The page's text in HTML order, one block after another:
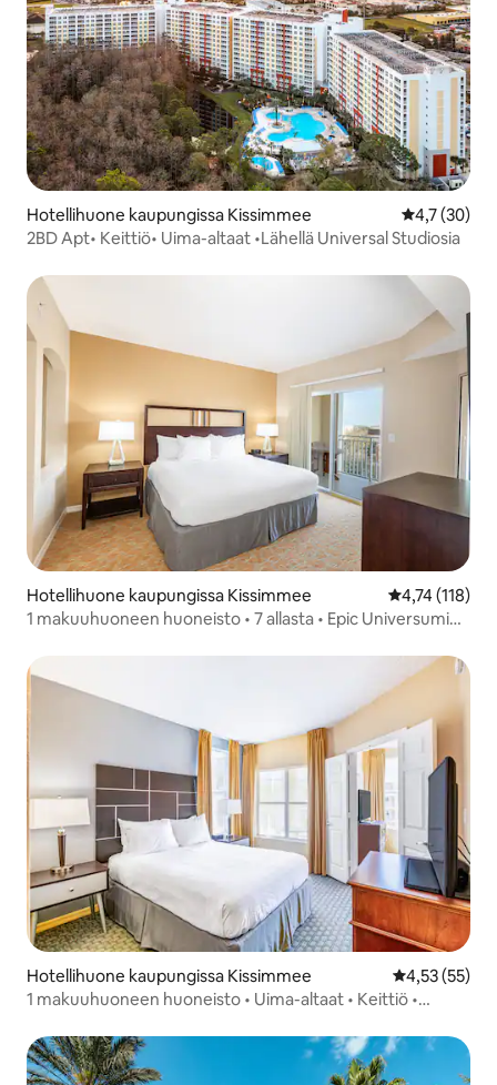
Hotellihuone kaupungissa Kissimmee
4,7 (30)
2BD Apt• Keittiö• Uima-altaat •Lähellä Universal Studiosia
Hotellihuone kaupungissa Kissimmee
4,74 (118)
1 makuuhuoneen huoneisto • 7 allasta • Epic Universumin
Hotellihuone kaupungissa Kissimmee
4,53 (55)
1 makuuhuoneen huoneisto • Uima-altaat • Keittiö •